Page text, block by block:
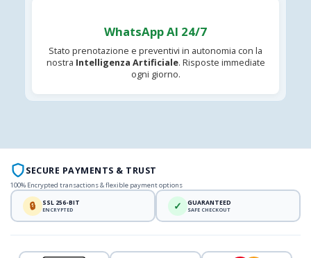
WhatsApp AI 24/7
Stato prenotazione e preventivi in autonomia con la
nostra Intelligenza Artificiale. Risposte immediate
ogni giorno.
SECURE PAYMENTS & TRUST
100% Encrypted transactions & flexible payment options
🔒 SSL 256-BIT
ENCRYPTED ✓ GUARANTEED
SAFE CHECKOUT